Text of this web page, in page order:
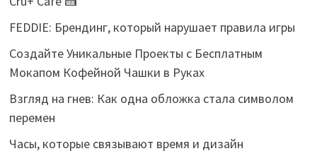
FEDDIE: Брендинг, который нарушает правила игры
Создайте Уникальные Проекты с Бесплатным
Мокапом Кофейной Чашки в Руках
Взгляд на гнев: Как одна обложка стала символом
перемен
Часы, которые связывают время и дизайн